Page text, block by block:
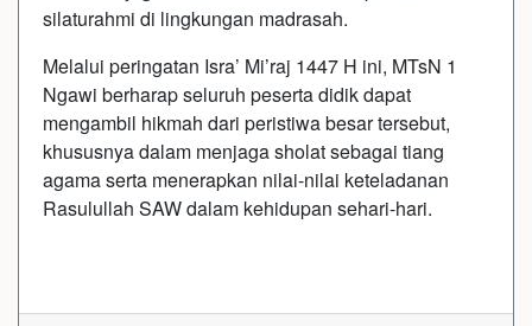
silaturahmi di lingkungan madrasah.
Melalui peringatan Isra’ Mi’raj 1447 H ini, MTsN 1
Ngawi berharap seluruh peserta didik dapat
mengambil hikmah dari peristiwa besar tersebut,
khususnya dalam menjaga sholat sebagai tiang
agama serta menerapkan nilai-nilai keteladanan
Rasulullah SAW dalam kehidupan sehari-hari.